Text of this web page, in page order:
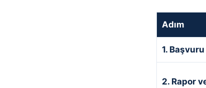
Adım
1. Başvuru
2. Rapor